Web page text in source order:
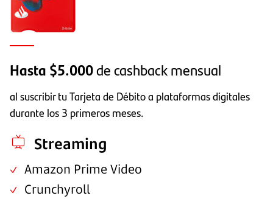
Hasta $5.000de cashback mensual
al suscribir tu Tarjeta de Débito a plataformas digitales
durante los 3 primeros meses.
Streaming
Amazon Prime Video
Crunchyroll